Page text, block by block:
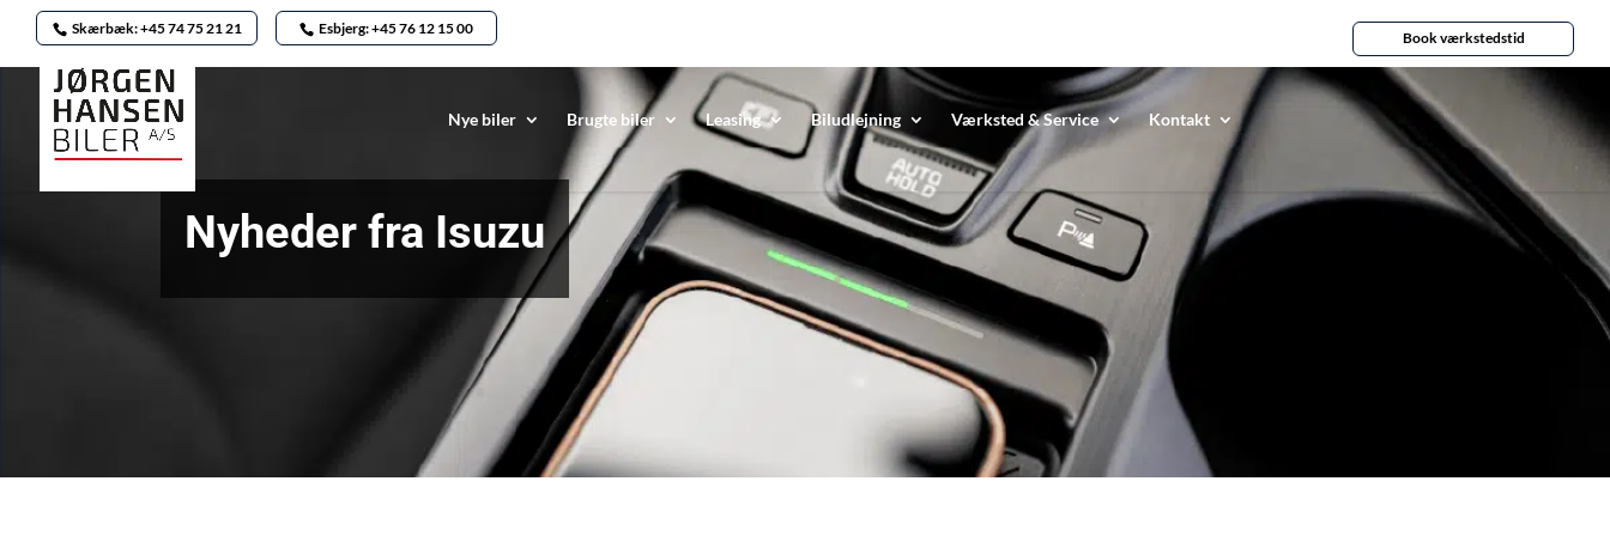
Skærbæk: +45 74 75 21 21 Esbjerg: +45 76 12 15 00
Book værkstedstid
Nye biler Brugte biler Leasing Biludlejning Værksted & Service Kontakt
Nyheder fra Isuzu